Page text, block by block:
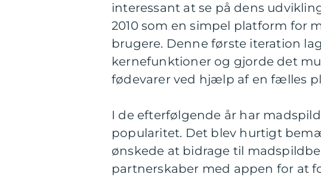
interessant at se på dens
2010 som en simpel platform for
brugere. Denne første iteration
kernefunktioner og gjorde det
fødevarer ved hjælp af en fælles
I de efterfølgende år har
popularitet. Det blev hurtigt
ønskede at bidrage til
partnerskaber med appen for at